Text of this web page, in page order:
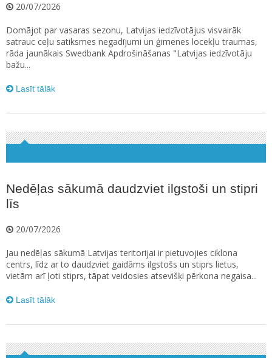
20/07/2026
Domājot par vasaras sezonu, Latvijas iedzīvotājus visvairāk
satrauc ceļu satiksmes negadījumi un ģimenes locekļu traumas,
rāda jaunākais Swedbank Apdrošināšanas "Latvijas iedzīvotāju
bažu...
Lasīt tālāk
Nedēļas sākumā daudzviet ilgstoši un stipri
līs
20/07/2026
Jau nedēļas sākumā Latvijas teritorijai ir pietuvojies ciklona
centrs, līdz ar to daudzviet gaidāms ilgstošs un stiprs lietus,
vietām arī ļoti stiprs, tāpat veidosies atsevišķi pērkona negaisa...
Lasīt tālāk